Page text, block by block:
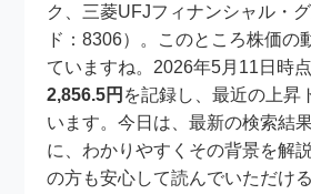
ク、三菱UFJフィナンシャル・
ド：8306）。このところ株価の
ていますね。2026年5月11日時
2,856.5円 を記録し、最近の上昇
います。今日は、最新の検索結
に、わかりやすくその背景を解
の方も安心して読んでいただけ